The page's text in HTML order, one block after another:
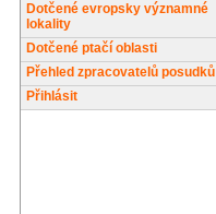
Dotčené evropsky významné
lokality
Dotčené ptačí oblasti
Přehled zpracovatelů posudků
Přihlásit